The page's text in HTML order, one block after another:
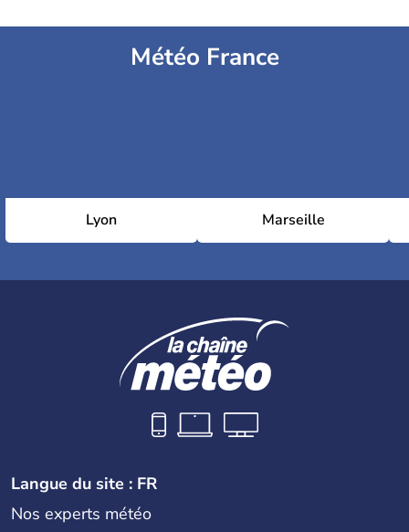
Météo France
Lyon Marseille
Langue du site : FR
Nos experts météo